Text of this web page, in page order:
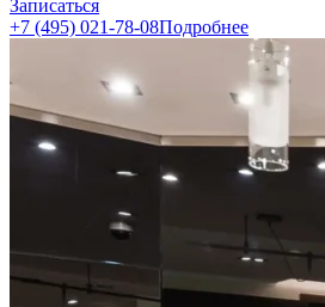
Записаться
+7 (495) 021-78-08Подробнее